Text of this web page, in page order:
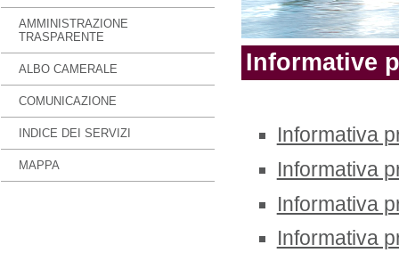
AMMINISTRAZIONE
TRASPARENTE
ALBO CAMERALE
COMUNICAZIONE
INDICE DEI SERVIZI
MAPPA
Informative
Informativa
Informativa
Informativa
Informativa